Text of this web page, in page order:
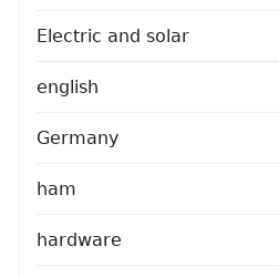
Electric and solar
english
Germany
ham
hardware